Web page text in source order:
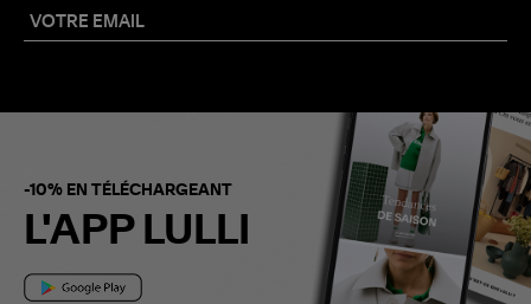
-10% EN TÉLÉCHARGEANT
L'APP LULLI